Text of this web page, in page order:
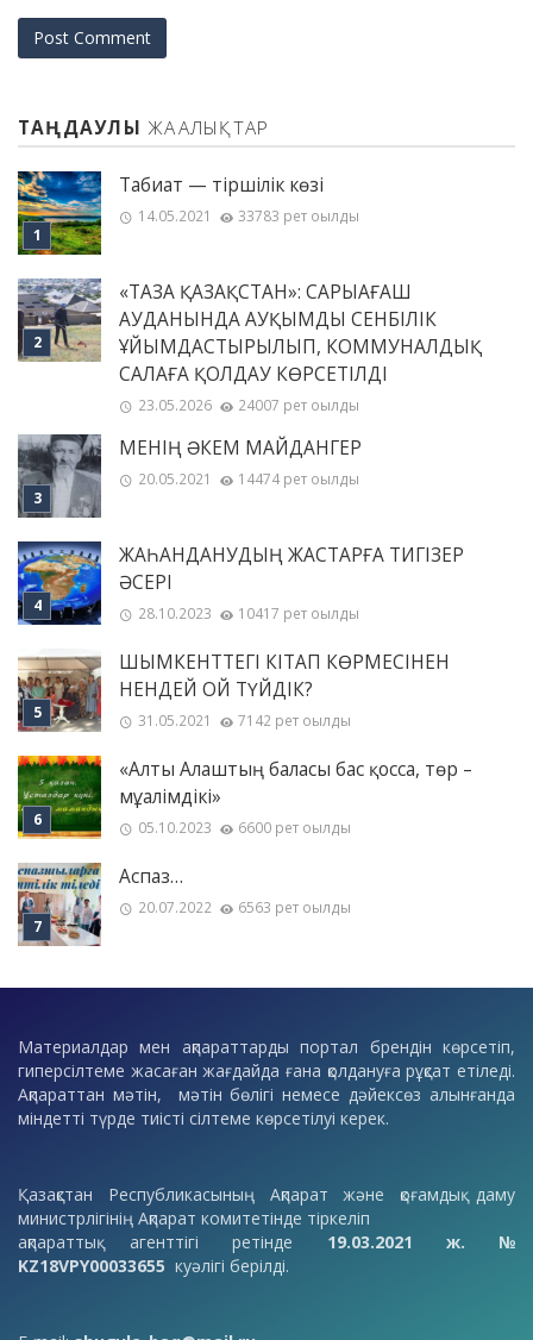
ТАҢДАУЛЫ ЖАҢАЛЫҚТАР
Табиғат — тіршілік көзі
14.05.2021 33783 рет оқылды
«ТАЗА ҚАЗАҚСТАН»: САРЫАҒАШ
АУДАНЫНДА АУҚЫМДЫ СЕНБІЛІК
ҰЙЫМДАСТЫРЫЛЫП, КОММУНАЛДЫҚ
САЛАҒА ҚОЛДАУ КӨРСЕТІЛДІ
23.05.2026 24007 рет оқылды
МЕНІҢ ƏКЕМ МАЙДАНГЕР
20.05.2021 14474 рет оқылды
ЖАҺАНДАНУДЫҢ ЖАСТАРҒА ТИГІЗЕР
ӘСЕРІ
28.10.2023 10417 рет оқылды
ШЫМКЕНТТЕГІ КІТАП КӨРМЕСІНЕН
НЕНДЕЙ ОЙ ТҮЙДІК?
31.05.2021 7142 рет оқылды
«Алты Алаштың баласы бас қосса, төр –
мұғалімдікі»
05.10.2023 6600 рет оқылды
Аспаз…
20.07.2022 6563 рет оқылды
Материалдар мен ақпараттарды портал брендін көрсетіп,
гиперсілтеме жасаған жағдайда ғана қолдануға рұқсат етіледі.
Ақпараттан мәтін, мәтін бөлігі немесе дәйексөз алынғанда
міндетті түрде тиісті сілтеме көрсетілуі керек.
Қазақстан Республикасының Ақпарат және қоғамдық даму
министрлігінің Ақпарат комитетінде тіркеліп
ақпараттық агенттігі ретінде 19.03.2021 ж. №
KZ18VPY00033655 куәлігі берілді.